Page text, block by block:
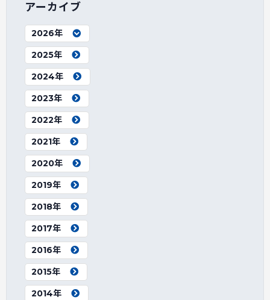
アーカイブ
2026年
2025年
2024年
2023年
2022年
2021年
2020年
2019年
2018年
2017年
2016年
2015年
2014年